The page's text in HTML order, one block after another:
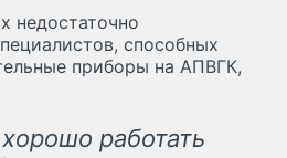
недостаточно
способных
приборы на АПВГК,
работать